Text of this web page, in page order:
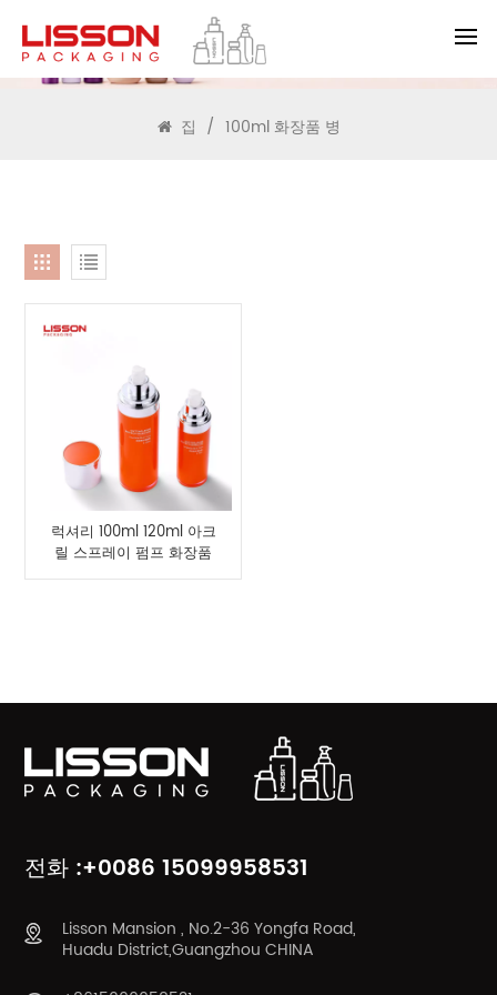
찾다
집 / 100ml 화장품 병
럭셔리 100ml 120ml 아크
릴 스프레이 펌프 화장품
병 세트 및 크림 항아리
전화 :+0086 15099958531
Lisson Mansion , No.2-36 Yongfa Road,
Huadu District,Guangzhou CHINA